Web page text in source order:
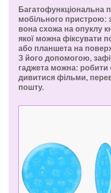
Багатофункціональна
мобільного
вона схожа на опуклу
якої можна фіксувати
або планшета на
З його допомогою,
гаджета можна: робити
дивитися фільми,
пошту.